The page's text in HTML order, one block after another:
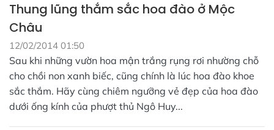
Thung lũng thắm sắc hoa đào ở Mộc
Châu
12/02/2014 01:50
Sau khi những vườn hoa mận trắng rụng rơi nhường chỗ
cho chồi non xanh biếc, cũng chính là lúc hoa đào khoe
sắc thắm. Hãy cùng chiêm ngưỡng vẻ đẹp của hoa đào
dưới ống kính của phượt thủ Ngô Huy...